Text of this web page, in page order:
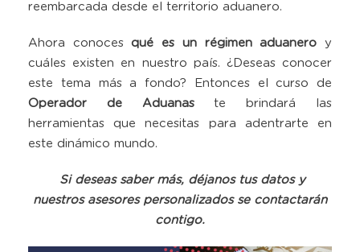
reembarcada desde el territorio aduanero.
Ahora conocesqué es un régimen aduanero y
cuáles existen en nuestro país. ¿Deseas conocer
este tema más a fondo? Entonces el curso de
Operador de Aduanaste brindará las
herramientas que necesitas para adentrarte en
este dinámico mundo.
Si deseas saber más, déjanos tus datos y
nuestros asesores personalizados se contactarán
contigo.